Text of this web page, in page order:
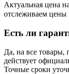
Актуальная цена
отслеживаем цены
Есть ли
Да, на все товары,
действует
Точные сроки